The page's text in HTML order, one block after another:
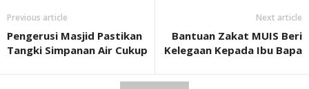
Previous article
Pengerusi Masjid Pastikan
Tangki Simpanan Air Cukup
Next article
Bantuan Zakat MUIS Beri
Kelegaan Kepada Ibu Bapa